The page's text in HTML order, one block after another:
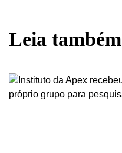
Leia também